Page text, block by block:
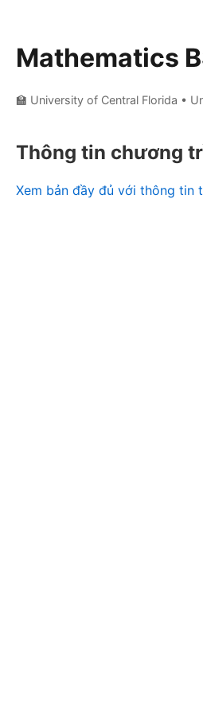
Mathematics
🏫 University of Central Florida •
Thông tin chương
Xem bản đầy đủ với thông tin